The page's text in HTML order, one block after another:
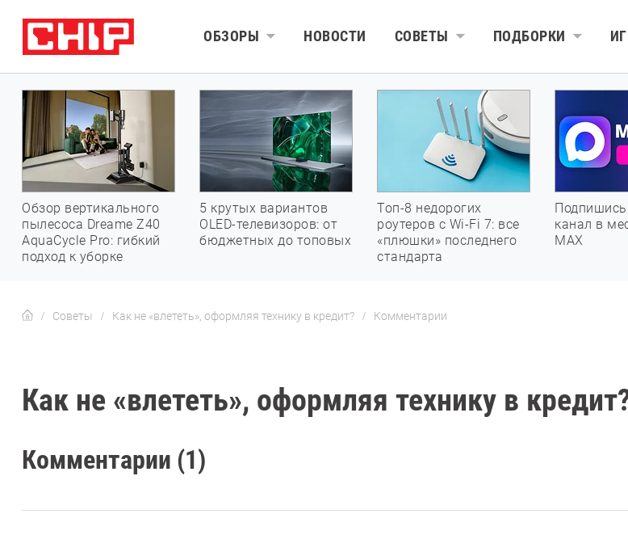
ОБЗОРЫ НОВОСТИ СОВЕТЫ ПОДБОРКИ
Обзор вертикального
пылесоса Dreame Z40
AquaCycle Pro: гибкий
подход к уборке
5 крутых вариантов
OLED-телевизоров: от
бюджетных до топовых
Топ-8 недорогих
роутеров с Wi-Fi 7: все
«плюшки» последнего
стандарта
канал в
МАХ
Советы Как не «влететь», оформляя технику в кредит? Комментарии
Как не «влететь», оформляя технику в
Комментарии (1)